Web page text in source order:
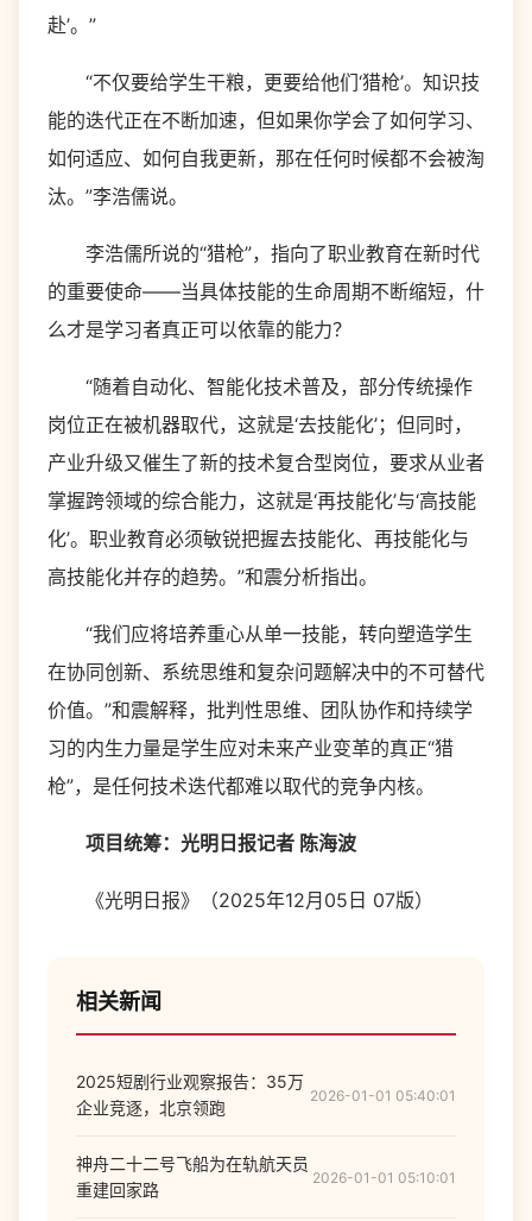
赴’。”
“不仅要给学生干粮，更要给他们‘猎枪’。知识技
能的迭代正在不断加速，但如果你学会了如何学习、
如何适应、如何自我更新，那在任何时候都不会被淘
汰。”李浩儒说。
李浩儒所说的“猎枪”，指向了职业教育在新时代
的重要使命——当具体技能的生命周期不断缩短，什
么才是学习者真正可以依靠的能力？
“随着自动化、智能化技术普及，部分传统操作
岗位正在被机器取代，这就是‘去技能化’；但同时，
产业升级又催生了新的技术复合型岗位，要求从业者
掌握跨领域的综合能力，这就是‘再技能化’与‘高技能
化’。职业教育必须敏锐把握去技能化、再技能化与
高技能化并存的趋势。”和震分析指出。
“我们应将培养重心从单一技能，转向塑造学生
在协同创新、系统思维和复杂问题解决中的不可替代
价值。”和震解释，批判性思维、团队协作和持续学
习的内生力量是学生应对未来产业变革的真正“猎
枪”，是任何技术迭代都难以取代的竞争内核。
项目统筹：光明日报记者 陈海波
《光明日报》（2025年12月05日 07版）
相关新闻
2025短剧行业观察报告：35万
企业竞逐，北京领跑
2026-01-01 05:40:01
神舟二十二号飞船为在轨航天员
重建回家路
2026-01-01 05:10:01